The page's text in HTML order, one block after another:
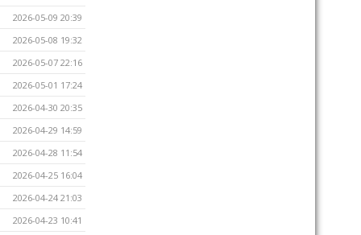
2026-05-09 20:39
2026-05-08 19:32
2026-05-07 22:16
2026-05-01 17:24
2026-04-30 20:35
2026-04-29 14:59
2026-04-28 11:54
2026-04-25 16:04
2026-04-24 21:03
2026-04-23 10:41